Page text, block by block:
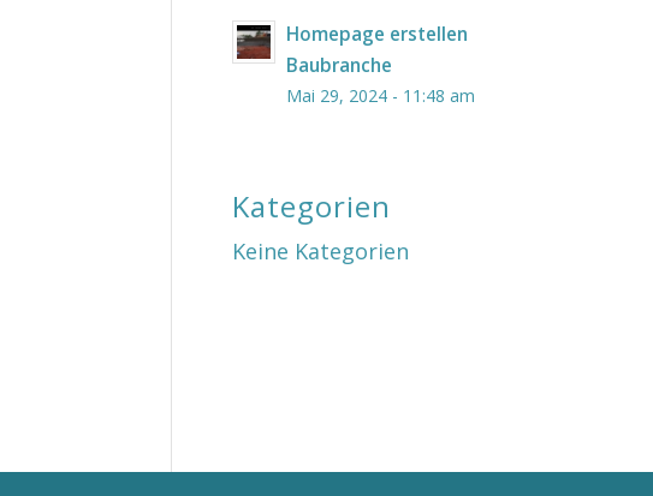
Homepage erstellen
Baubranche
Mai 29, 2024 - 11:48 am
Kategorien
Keine Kategorien